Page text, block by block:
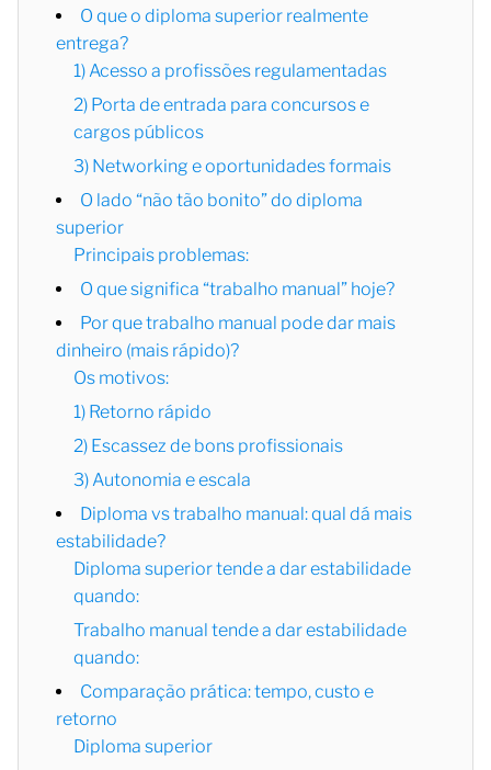
O que o diploma superior realmente
entrega?
1) Acesso a profissões regulamentadas
2) Porta de entrada para concursos e
cargos públicos
3) Networking e oportunidades formais
O lado “não tão bonito” do diploma
superior
Principais problemas:
O que significa “trabalho manual” hoje?
Por que trabalho manual pode dar mais
dinheiro (mais rápido)?
Os motivos:
1) Retorno rápido
2) Escassez de bons profissionais
3) Autonomia e escala
Diploma vs trabalho manual: qual dá mais
estabilidade?
Diploma superior tende a dar estabilidade
quando:
Trabalho manual tende a dar estabilidade
quando:
Comparação prática: tempo, custo e
retorno
Diploma superior